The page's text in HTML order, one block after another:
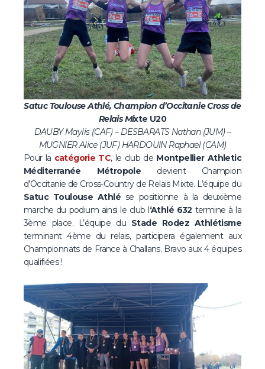
Satuc Toulouse Athlé, Champion d’Occitanie Cross de
Relais Mixte U20
DAUBY Maylis (CAF) – DESBARATS Nathan (JUM) –
MUGNIER Alice (JUF) HARDOUIN Raphael (CAM)
Pour la catégorie TC, le club de Montpellier Athletic
Méditerranée Métropole devient Champion
d’Occitanie de Cross-Country de Relais Mixte. L’équipe du
Satuc Toulouse Athlé se positionne à la deuxième
marche du podium ainsi le club l ‘Athlé 632 termine à la
3ème place. L’équipe du Stade Rodez Athlétisme
terminant 4ème du relais, participera également aux
Championnats de France à Challans. Bravo aux 4 équipes
qualifiées !